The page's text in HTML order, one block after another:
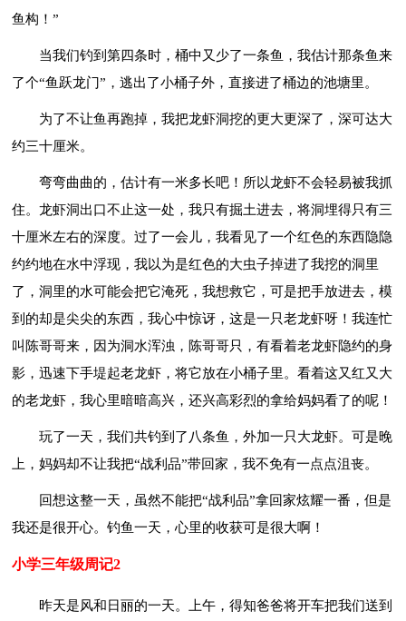
鱼构！”
当我们钓到第四条时，桶中又少了一条鱼，我估计那条鱼来
了个“鱼跃龙门”，逃出了小桶子外，直接进了桶边的池塘里。
为了不让鱼再跑掉，我把龙虾洞挖的更大更深了，深可达大
约三十厘米。
弯弯曲曲的，估计有一米多长吧！所以龙虾不会轻易被我抓
住。龙虾洞出口不止这一处，我只有掘土进去，将洞埋得只有三
十厘米左右的深度。过了一会儿，我看见了一个红色的东西隐隐
约约地在水中浮现，我以为是红色的大虫子掉进了我挖的洞里
了，洞里的水可能会把它淹死，我想救它，可是把手放进去，模
到的却是尖尖的东西，我心中惊讶，这是一只老龙虾呀！我连忙
叫陈哥哥来，因为洞水浑浊，陈哥哥只，有看着老龙虾隐约的身
影，迅速下手堤起老龙虾，将它放在小桶子里。看着这又红又大
的老龙虾，我心里暗暗高兴，还兴高彩烈的拿给妈妈看了的呢！
玩了一天，我们共钓到了八条鱼，外加一只大龙虾。可是晚
上，妈妈却不让我把“战利品”带回家，我不免有一点点沮丧。
回想这整一天，虽然不能把“战利品”拿回家炫耀一番，但是
我还是很开心。钓鱼一天，心里的收获可是很大啊！
小学三年级周记2
昨天是风和日丽的一天。上午，得知爸爸将开车把我们送到